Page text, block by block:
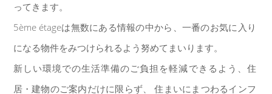
ってきます。
5ème étageは無数にある情報の中から、一番のお気に入り
になる物件をみつけられるよう努めてまいります。
新しい環境での生活準備のご負担を軽減できるよう、住
居・建物のご案内だけに限らず、 住まいにまつわるインフ